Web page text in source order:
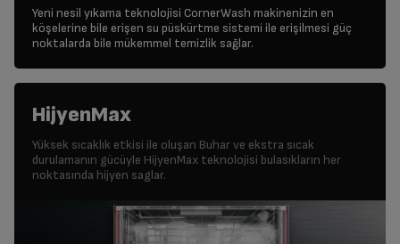
Yeni nesil yıkama teknolojisi CornerWash makinenizin en
köşelerine bile erişen su püskürtme sistemi ile erişilmesi güç
noktalarda bile mükemmel temizlik sağlar.
HijyenMax
Yüksek sıcaklık etkisi ile oluşan Buhar ve ekstra sıcak
durulamanın gücüyle HijyenMax teknolojisi bulasıkların her
noktasında hijyen saglar.